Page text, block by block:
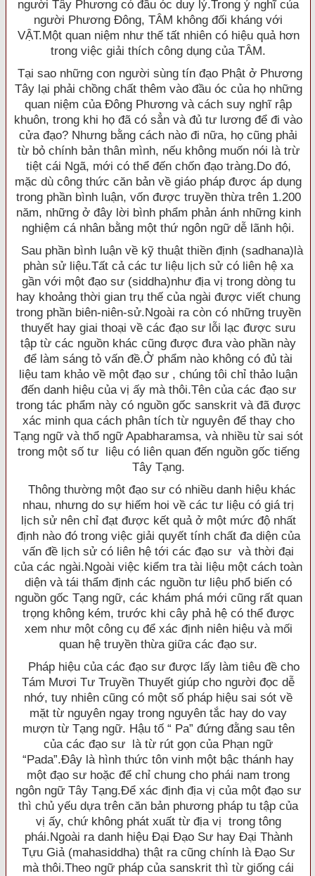
người Tây Phương có đầu óc duy lý.Trong ý nghĩ của
người Phương Ðông, TÂM không đối kháng với
VẬT.Một quan niệm như thế tất nhiên có hiệu quả hơn
trong việc giải thích công dụng của TÂM.
Tại sao những con người sùng tín đạo Phật ở Phương
Tây lại phải chồng chất thêm vào đầu óc của họ những
quan niệm của Ðông Phương và cách suy nghĩ rập
khuôn, trong khi họ đã có sẳn và đủ tư lương để đi vào
cửa đạo? Nhưng bằng cách nào đi nữa, họ cũng phải
từ bỏ chính bản thân mình, nếu không muốn nói là trừ
tiệt cái Ngã, mới có thể đến chốn đạo tràng.Do đó,
mặc dù công thức căn bản về giáo pháp được áp dụng
trong phần bình luận, vốn được truyền thừa trên 1.200
năm, những ở đây lời bình phẩm phản ánh những kinh
nghiệm cá nhân bằng một thứ ngôn ngữ dễ lãnh hội.
Sau phần bình luận về kỹ thuật thiền định (sadhana)là
phàn sử liệu.Tất cả các tư liệu lịch sử có liên hệ xa
gần với một đạo sư (siddha)như địa vị trong dòng tu
hay khoảng thời gian trụ thế của ngài được viết chung
trong phần biên-niên-sử.Ngoài ra còn có những truyền
thuyết hay giai thoại về các đạo sư lỗi lạc được sưu
tập từ các nguồn khác cũng được đưa vào phần này
để làm sáng tỏ vấn đề.Ở phẩm nào không có đủ tài
liệu tam khảo về một đạo sư , chúng tôi chỉ thảo luận
đến danh hiệu của vị ấy mà thôi.Tên của các đạo sư
trong tác phẩm này có nguồn gốc sanskrit và đã được
xác minh qua cách phân tích từ nguyên để thay cho
Tạng ngữ và thổ ngữ Apabharamsa, và nhiều từ sai sót
trong một số tư liệu có liên quan đến nguồn gốc tiếng
Tây Tạng.
Thông thường một đạo sư có nhiều danh hiệu khác
nhau, nhưng do sự hiếm hoi về các tư liệu có giá trị
lịch sử nên chỉ đạt được kết quả ở một mức độ nhất
định nào đó trong việc giải quyết tính chất đa diện của
vấn đề lịch sử có liên hệ tới các đạo sư và thời đại
của các ngài.Ngoài việc kiểm tra tài liệu một cách toàn
diện và tái thẩm định các nguồn tư liệu phổ biến có
nguồn gốc Tạng ngữ, các khám phá mới cũng rất quan
trọng không kém, trước khi cây phả hệ có thể được
xem như một công cụ để xác định niên hiệu và mối
quan hệ truyền thừa giữa các đạo sư.
Pháp hiệu của các đạo sư được lấy làm tiêu đề cho
Tám Mươi Tư Truyền Thuyết giúp cho người đọc dễ
nhớ, tuy nhiên cũng có một số pháp hiệu sai sót về
mặt từ nguyên ngay trong nguyên tắc hay do vay
mượn từ Tạng ngữ. Hậu tố “ Pa” đứng đằng sau tên
của các đạo sư là từ rút gọn của Phạn ngữ
“Pada”.Ðây là hình thức tôn vinh một bậc thánh hay
một đạo sư hoặc để chỉ chung cho phái nam trong
ngôn ngữ Tây Tạng.Ðể xác định địa vị của một đạo sư
thì chủ yếu dựa trên căn bản phương pháp tu tập của
vị ấy, chứ không phát xuất từ địa vị trong tông
phái.Ngoài ra danh hiệu Ðại Ðạo Sư hay Ðại Thành
Tựu Giả (mahasiddha) thật ra cũng chính là Ðạo Sư
mà thôi.Theo ngữ pháp của sanskrit thì từ giống cái